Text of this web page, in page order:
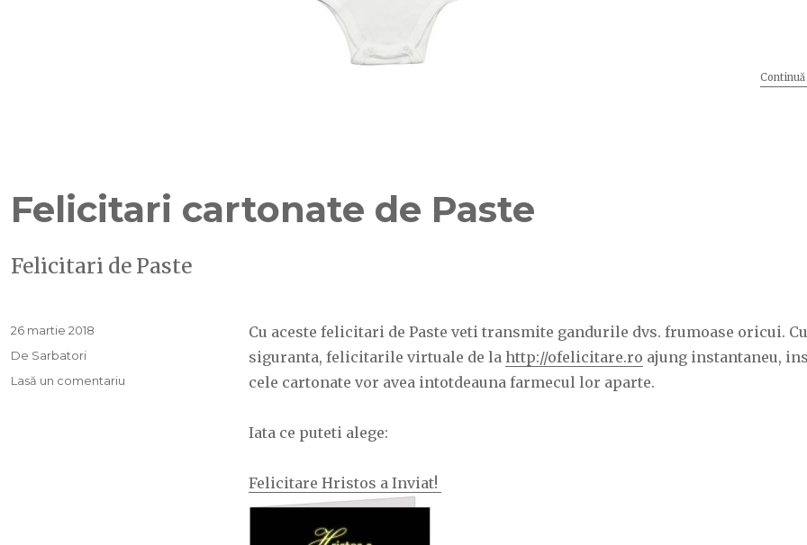
Felicitari cartonate de Paste
Felicitari de Paste
Cu aceste felicitari de Paste veti transmite gandurile dvs. frumoase oricui. Cu
siguranta, felicitarile virtuale de la http://ofelicitare.ro ajung instantaneu,
cele cartonate vor avea intotdeauna farmecul lor aparte.
Iata ce puteti alege:
Felicitare Hristos a Inviat!
Publicat
pe
26 martie 2018
Categorii
De Sarbatori
Lasă un comentariu